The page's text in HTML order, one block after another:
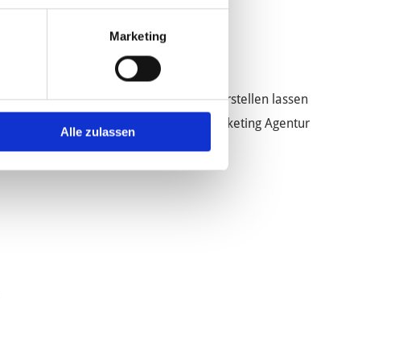
Marketing
Alle zulassen
Heise Homepages |Homepage erstellen lassen
Heise RegioConcept |
Online Marketing Agentur